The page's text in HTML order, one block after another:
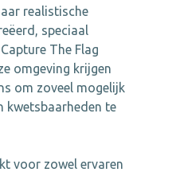
realistische
speciaal
The Flag
omgeving krijgen
om zoveel mogelijk
kwetsbaarheden te
voor zowel ervaren